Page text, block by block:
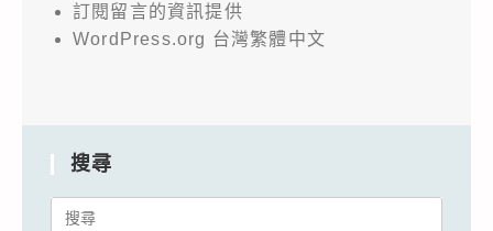
訂閱留言的資訊提供
WordPress.org 台灣繁體中文
搜尋
Search